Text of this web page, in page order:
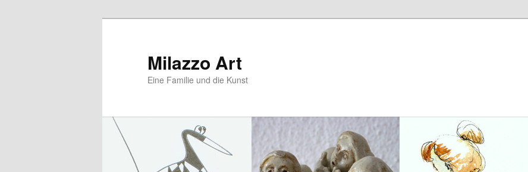
Milazzo Art
Eine Familie und die Kunst